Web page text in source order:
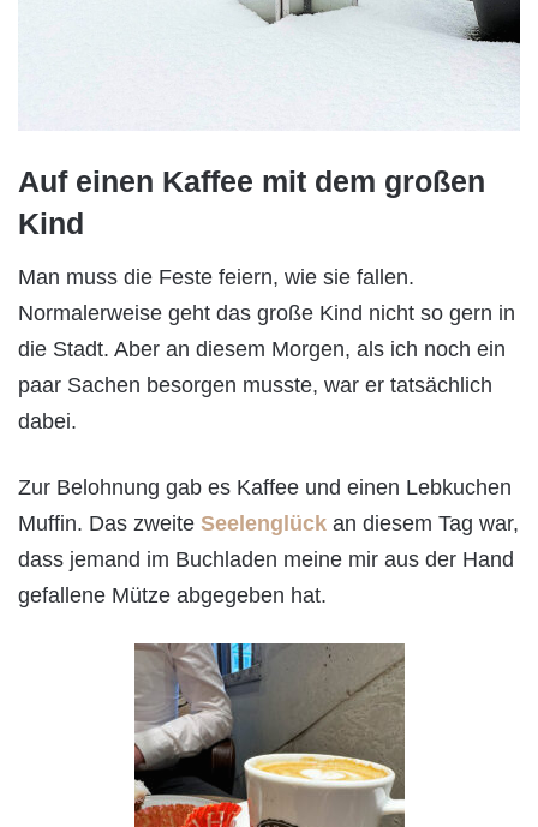
Auf einen Kaffee mit dem großen
Kind
Man muss die Feste feiern, wie sie fallen.
Normalerweise geht das große Kind nicht so gern in
die Stadt. Aber an diesem Morgen, als ich noch ein
paar Sachen besorgen musste, war er tatsächlich
dabei.
Zur Belohnung gab es Kaffee und einen Lebkuchen
Muffin. Das zweite Seelenglück an diesem Tag war,
dass jemand im Buchladen meine mir aus der Hand
gefallene Mütze abgegeben hat.